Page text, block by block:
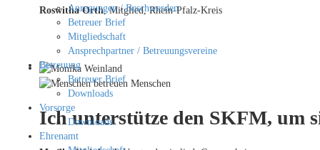
Roswitha Orth, Mitglied, Rhein-Pfalz-Kreis
Ich unterstütze den SKFM, um
Anregungen / Beschwerden
Betreuer Brief
Mitgliedschaft
Ansprechpartner / Betreuungsvereine
Betreuung
Betreuer Brief
Downloads
Vorsorge
Downloads
Ehrenamt